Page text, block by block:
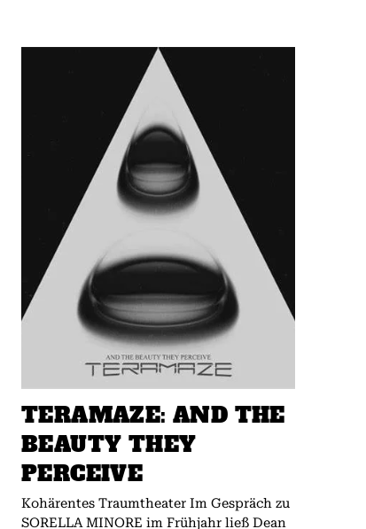
TERAMAZE: AND THE
BEAUTY THEY
PERCEIVE
Kohärentes Traumtheater Im Gespräch zu
SORELLA MINORE im Frühjahr ließ Dean